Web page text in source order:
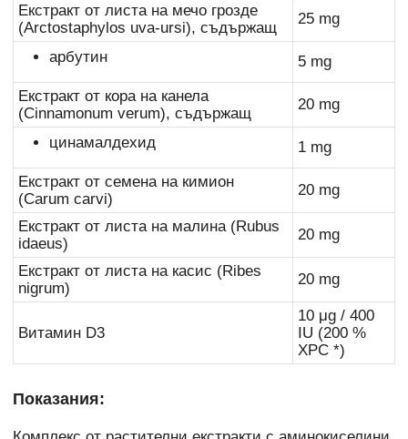
Екстракт от листа на мечо грозде
(Arctostaphylos uva-ursi), съдържащ
25 mg
арбутин
5 mg
Екстракт от кора на канела
(Cinnamonum verum), съдържащ
20 mg
цинамалдехид
1 mg
Екстракт от семена на кимион
(Carum carvi)
20 mg
Екстракт от листа на малина (Rubus
idaeus)
20 mg
Екстракт от листа на касис (Ribes
nigrum)
20 mg
Витамин D3
10 μg / 400
IU (200 %
ХРС *)
Показания: